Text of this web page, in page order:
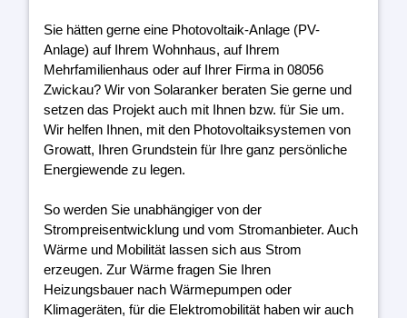
Sie hätten gerne eine Photovoltaik-Anlage (PV-
Anlage) auf Ihrem Wohnhaus, auf Ihrem
Mehrfamilienhaus oder auf Ihrer Firma in 08056
Zwickau? Wir von Solaranker beraten Sie gerne und
setzen das Projekt auch mit Ihnen bzw. für Sie um.
Wir helfen Ihnen, mit den Photovoltaiksystemen von
Growatt, Ihren Grundstein für Ihre ganz persönliche
Energiewende zu legen.
So werden Sie unabhängiger von der
Strompreisentwicklung und vom Stromanbieter. Auch
Wärme und Mobilität lassen sich aus Strom
erzeugen. Zur Wärme fragen Sie Ihren
Heizungsbauer nach Wärmepumpen oder
Klimageräten, für die Elektromobilität haben wir auch